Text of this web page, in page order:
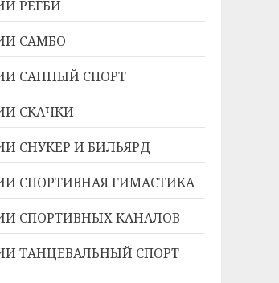
РЕГБИ
САМБО
САННЫЙ СПОРТ
СКАЧКИ
СНУКЕР И БИЛЬЯРД
СПОРТИВНАЯ ГИМАСТИКА
СПОРТИВНЫХ КАНАЛОВ
ТАНЦЕВАЛЬНЫЙ СПОРТ